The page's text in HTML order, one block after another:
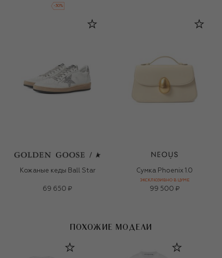
-30%
Кожаные кеды Ball Star
69 650 ₽
Сумка Phoenix 1.0
ЭКСКЛЮЗИВНО В ЦУМЕ
99 500 ₽
ПОХОЖИЕ МОДЕЛИ